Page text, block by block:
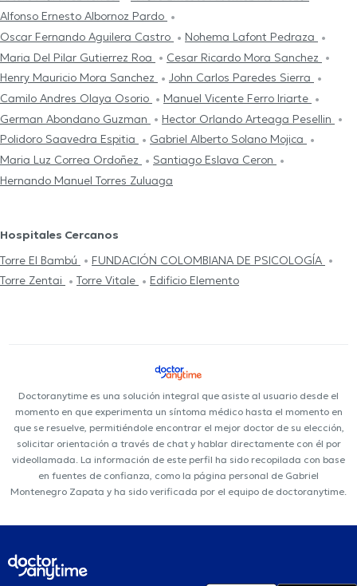
Alfonso Ernesto Albornoz Pardo
Oscar Fernando Aguilera Castro
Nohema Lafont Pedraza
Maria Del Pilar Gutierrez Roa
Cesar Ricardo Mora Sanchez
Henry Mauricio Mora Sanchez
John Carlos Paredes Sierra
Camilo Andres Olaya Osorio
Manuel Vicente Ferro Iriarte
German Abondano Guzman
Hector Orlando Arteaga Pesellin
Polidoro Saavedra Espitia
Gabriel Alberto Solano Mojica
Maria Luz Correa Ordoñez
Santiago Eslava Ceron
Hernando Manuel Torres Zuluaga
Hospitales Cercanos
Torre El Bambú
FUNDACIÓN COLOMBIANA DE PSICOLOGÍA
Torre Zentai
Torre Vitale Edificio Elemento
Doctoranytime es una solución integral que asiste al usuario desde el
momento en que experimenta un síntoma médico hasta el momento en
que se resuelve, permitiéndole encontrar el mejor doctor de su elección,
solicitar orientación a través de chat y hablar directamente con él por
videollamada. La información de este perfil ha sido recopilada con base
en fuentes de confianza, como la página personal de Gabriel
Montenegro Zapata y ha sido verificada por el equipo de doctoranytime.